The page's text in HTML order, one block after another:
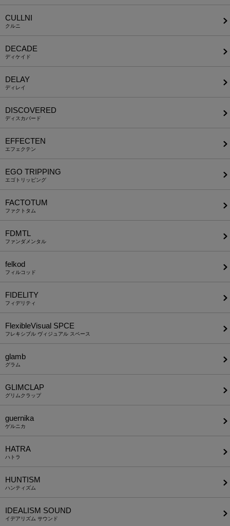
CULLNI
クルニ
DECADE
ディケイド
DELAY
ディレイ
DISCOVERED
ディスカバード
EFFECTEN
エフェクテン
EGO TRIPPING
エゴトリッピング
FACTOTUM
ファクトタム
FDMTL
ファンダメンタル
felkod
フィルコッド
FIDELITY
フィデリティ
FlexibleVisual SPCE
フレキシブル ヴィジュアル スペース
glamb
グラム
GLIMCLAP
グリムクラップ
guernika
ゲルニカ
HATRA
ハトラ
HUNTISM
ハンティズム
IDEALISM SOUND
イデアリズム サウンド